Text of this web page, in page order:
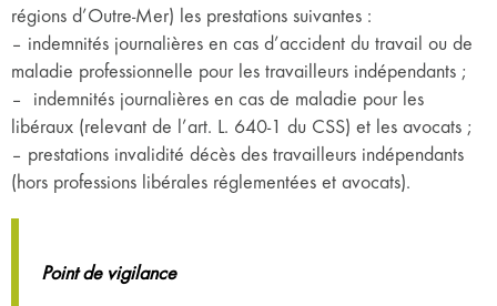
régions d’Outre-Mer) les prestations suivantes :
– indemnités journalières en cas d’accident du travail ou de
maladie professionnelle pour les travailleurs indépendants ;
– indemnités journalières en cas de maladie pour les
libéraux (relevant de l’art. L. 640-1 du CSS) et les avocats ;
– prestations invalidité décès des travailleurs indépendants
(hors professions libérales réglementées et avocats).
Point de vigilance